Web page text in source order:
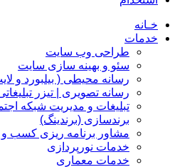
خـانه
خدمات
طراحی وب سایت
سئو و بهینه سازی سایت
رسانه محیطی ( بیلبورد و
رسانه تصویری | تیزر
تبلیغات و مدیریت شبکه
برندسازی (برندینگ)‌
مشاور برنامه ریزی کسب و
خدمات نورپردازی
خدمات معماری